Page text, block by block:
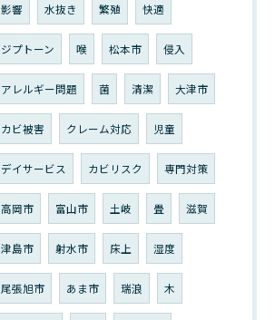
影響 水抜き 繁殖 快適
ジプトーン 喉 松本市 侵入
アレルギー問題 菌 清潔 大津市
カビ被害 クレーム対応 児童
デイサービス カビリスク 専門対策
高岡市 富山市 土岐 畳 滋賀
津島市 射水市 床上 湿度
尾張旭市 あま市 瑞浪 木